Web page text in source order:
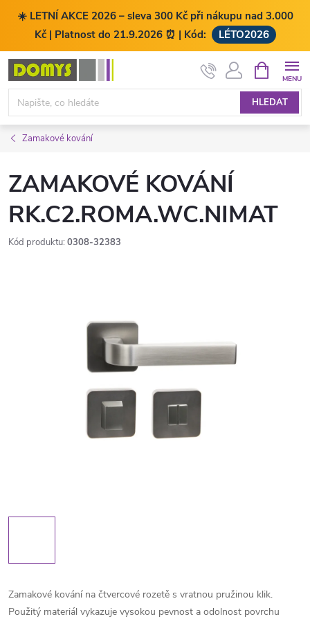
☀️ LETNÍ AKCE 2026 – sleva 300 Kč při nákupu nad 3.000
Kč | Platnost do 21.9.2026 ⏰ | Kód:
LÉTO2026
Přejít
obsah
HLEDAT
NÁKUPNÍ
KOŠÍK
Zamakové kování
ZAMAKOVÉ KOVÁNÍ
RK.C2.ROMA.WC.NIMAT
Kód produktu: 0308-32383
Zamakové kování na čtvercové rozetě s vratnou pružinou klik.
Použitý materiál vykazuje vysokou pevnost a odolnost povrchu